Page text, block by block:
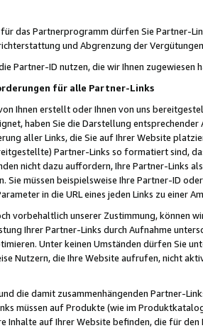
das Partnerprogramm dürfen Sie Partner-
und Abgrenzung der
Partner-ID nutzen, die wir Ihnen zugewiesen
für alle Partner-Links
Ihnen erstellt oder Ihnen von uns
haben Sie die Darstellung
aller Links, die Sie auf Ihrer Website
Partner-Links so formatiert sind,
nicht dazu auffordern, Ihre Partner-Links
Sie müssen beispielsweise Ihre Partner-ID
in die URL eines jeden Links zu einer
vorbehaltlich unserer Zustimmung, können
Ihrer Partner-Links durch Aufnahme
Unter keinen Umständen dürfen Sie
Nutzern, die Ihre Website aufrufen, nicht
die damit zusammenhängenden Partner-
müssen auf Produkte (wie im
Inhalte auf Ihrer Website befinden, die für